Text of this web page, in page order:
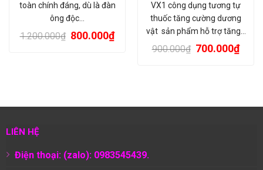
toàn chính đáng, dù là đàn
ông độc…
1.200.000₫ 800.000₫
VX1 công dụng tương tự
thuốc tăng cường dương
vật sản phẩm hỗ trợ tăng…
900.000₫ 700.000₫
LIÊN HỆ
Điện thoại: (zalo): 0983545439.